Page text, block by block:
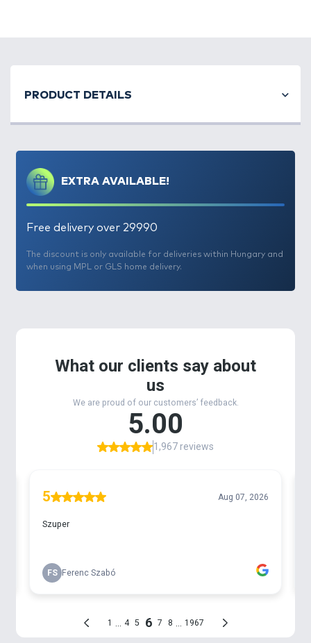
Haldorádó PVA Bag Lead Camou Greenegy
ólom. Formájából adódóan sokkal könnyebb a PVA
gyorsabb és egyszerűbb vele
a „bag” készítése! Ezt az ólmot már készre szerelt
akik most kezdik ezt a módszert elsajátítani.
103, 113, 123, 133 és 143 grammos változatokban
EXTRA AVAILABLE!
Free delivery over 29990
The discount is only available for deliveries within Hungary and
when using MPL or GLS home delivery.
PRODUCT DETAILS